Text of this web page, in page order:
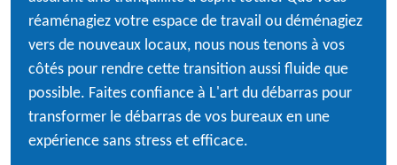
réaménagiez votre espace de travail ou déménagiez
vers de nouveaux locaux, nous nous tenons à vos
côtés pour rendre cette transition aussi fluide que
possible. Faites confiance à L'art du débarras pour
transformer le débarras de vos bureaux en une
expérience sans stress et efficace.